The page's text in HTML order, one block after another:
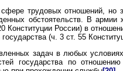
трудовых отношений, но
обстоятельств. В
Конституции России) в
(ч. 3 ст. 55
задач в любых
государства по